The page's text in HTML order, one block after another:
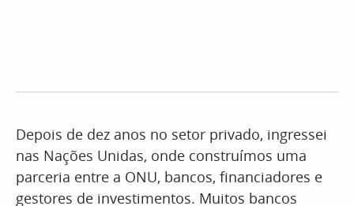
Depois de dez anos no setor privado, ingressei
nas Nações Unidas, onde construímos uma
parceria entre a ONU, bancos, financiadores e
gestores de investimentos. Muitos bancos